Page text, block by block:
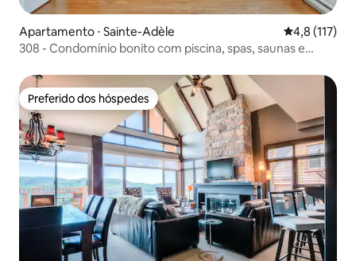
Apartamento ⋅ Sainte-Adèle 4,8 de uma
4,8 (117)
308 - Condomínio bonito com piscina, spas, saunas e
Preferido dos hóspedes
Preferido dos hóspedes